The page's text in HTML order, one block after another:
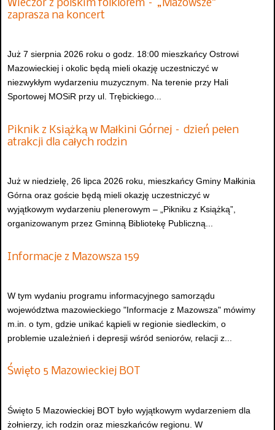
Wieczór z polskim folklorem – „Mazowsze”
zaprasza na koncert
Już 7 sierpnia 2026 roku o godz. 18:00 mieszkańcy Ostrowi
Mazowieckiej i okolic będą mieli okazję uczestniczyć w
niezwykłym wydarzeniu muzycznym. Na terenie przy Hali
Sportowej MOSiR przy ul. Trębickiego...
Piknik z Książką w Małkini Górnej – dzień pełen
atrakcji dla całych rodzin
Już w niedzielę, 26 lipca 2026 roku, mieszkańcy Gminy Małkinia
Górna oraz goście będą mieli okazję uczestniczyć w
wyjątkowym wydarzeniu plenerowym – „Pikniku z Książką”,
organizowanym przez Gminną Bibliotekę Publiczną...
Informacje z Mazowsza 159
W tym wydaniu programu informacyjnego samorządu
województwa mazowieckiego "Informacje z Mazowsza" mówimy
m.in. o tym, gdzie unikać kąpieli w regionie siedleckim, o
problemie uzależnień i depresji wśród seniorów, relacji z...
Święto 5 Mazowieckiej BOT
Święto 5 Mazowieckiej BOT było wyjątkowym wydarzeniem dla
żołnierzy, ich rodzin oraz mieszkańców regionu. W